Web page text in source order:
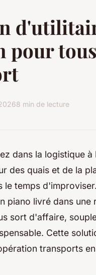
pour
8 min de lecture
dans la logistique
des quais et de la
le temps
piano livré dans
sort d'affaire,
Cette
transports